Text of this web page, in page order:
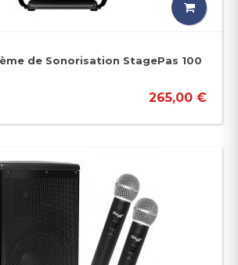
de Sonorisation StagePas 100
265,00 €